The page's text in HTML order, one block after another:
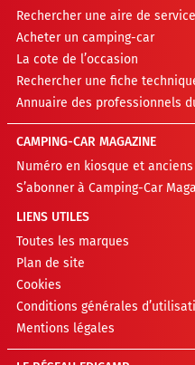
Rechercher une aire de
Acheter un camping-car
La cote de l’occasion
Rechercher une fiche
Annuaire des professionnels
CAMPING-CAR MAGAZINE
Numéro en kiosque et
S’abonner à Camping-Car
LIENS UTILES
Toutes les marques
Plan de site
Cookies
Conditions générales
Mentions légales